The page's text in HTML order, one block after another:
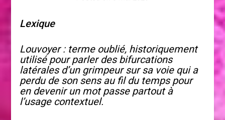
Lexique
Louvoyer : terme oublié, historiquement
utilisé pour parler des bifurcations
latérales d’un grimpeur sur sa voie qui a
perdu de son sens au fil du temps pour
en devenir un mot passe partout à
l’usage contextuel.